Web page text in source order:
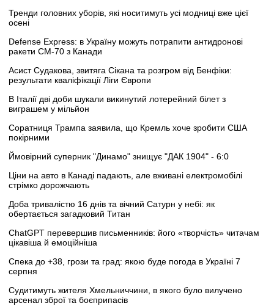
Тренди головних уборів, які носитимуть усі модниці вже цієї
осені
Defense Express: в Україну можуть потрапити антидронові
ракети CM-70 з Канади
Асист Судакова, звитяга Сікана та розгром від Бенфіки:
результати кваліфікації Ліги Європи
В Італії дві доби шукали викинутий лотерейний білет з
виграшем у мільйон
Соратниця Трампа заявила, що Кремль хоче зробити США
покірними
Ймовірний суперник "Динамо" знищує "ДАК 1904" - 6:0
Ціни на авто в Канаді падають, але вживані електромобілі
стрімко дорожчають
Доба тривалістю 16 днів та вічний Сатурн у небі: як
обертається загадковий Титан
ChatGPT перевершив письменників: його «творчість» читачам
цікавіша й емоційніша
Спека до +38, грози та град: якою буде погода в Україні 7
серпня
Судитимуть жителя Хмельниччини, в якого було вилучено
арсенал зброї та боєприпасів